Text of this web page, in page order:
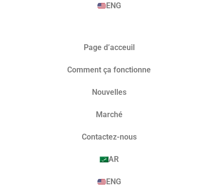
ENG
Page d’acceuil
Comment ça fonctionne
Nouvelles
Marché​
Contactez-nous
AR
ENG